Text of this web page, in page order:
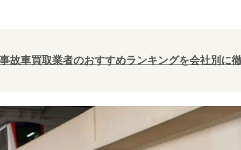
故車買取業者のおすすめランキングを会社別に